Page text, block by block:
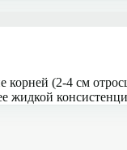
(2-4 см
жидкой